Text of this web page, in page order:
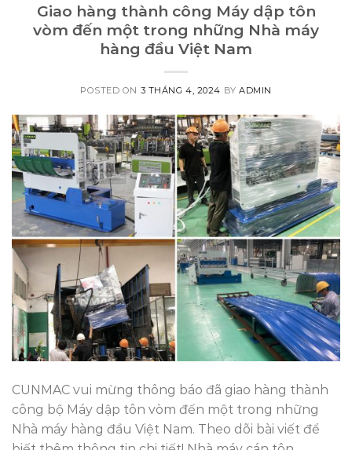
Giao hàng thành công Máy dập tôn
vòm đến một trong những Nhà máy
hàng đầu Việt Nam
POSTED ON 3 THÁNG 4, 2024 BYADMIN
CUNMAC vui mừng thông báo đã giao hàng thành
công bộ Máy dập tôn vòm đến một trong những
Nhà máy hàng đầu Việt Nam. Theo dõi bài viết để